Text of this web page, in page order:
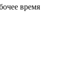
время